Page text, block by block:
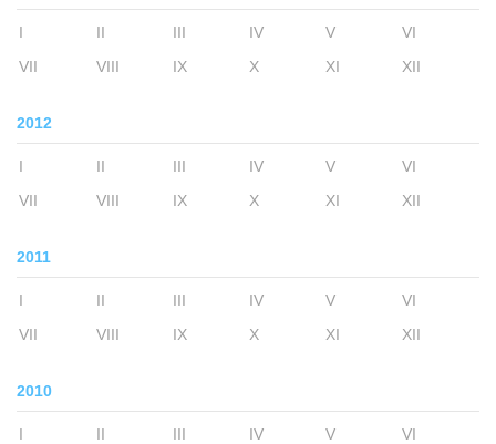
I II III IV V
VI
VII
VIII IX X XI XII
2012
I II III IV V
VI
VII
VIII IX X XI XII
2011
I II III IV V
VI
VII
VIII IX X XI XII
2010
I II III IV V
VI